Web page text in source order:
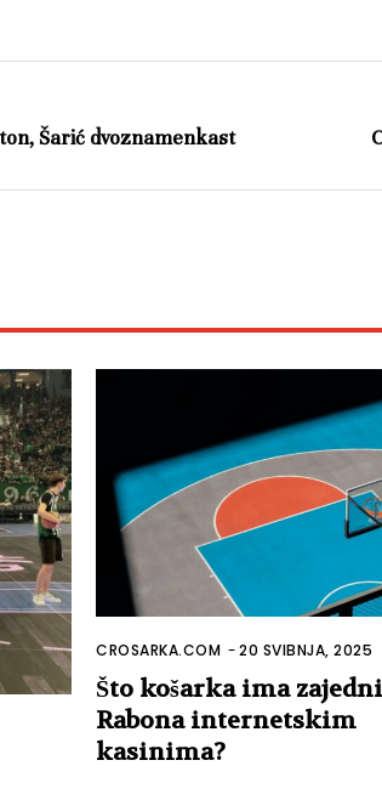
Šarić dvoznamenkast
CROSARKA.COM -20 SVIBNJA, 2025
Što košarka ima
Rabona internetskim
kasinima?